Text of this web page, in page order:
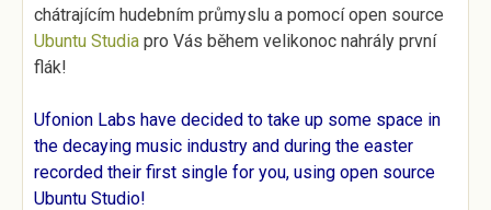
chátrajícím hudebním průmyslu a pomocí open source
Ubuntu Studia pro Vás během velikonoc nahrály první
flák!
Ufonion Labs have decided to take up some space in
the decaying music industry and during the easter
recorded their first single for you, using open source
Ubuntu Studio!